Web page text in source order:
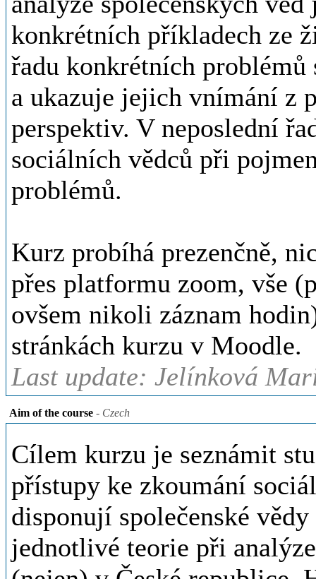
konkrétních příkladech ze
řadu konkrétních
a ukazuje jejich vnímání z
perspektiv. V neposlední
sociálních vědců při
problémů.
Kurz probíhá prezenčně,
přes platformu zoom, vše
ovšem nikoli záznam
stránkách kurzu v Moodle.
Last update: Jelínková
Aim of the course - Czech
Cílem kurzu je seznámit
přístupy ke zkoumání
disponují společenské
jednotlivé teorie při